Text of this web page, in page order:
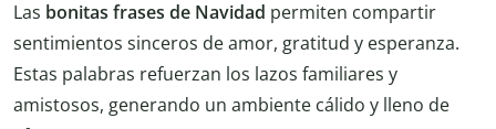
Las bonitas frases de Navidad permiten compartir
sentimientos sinceros de amor, gratitud y esperanza.
Estas palabras refuerzan los lazos familiares y
amistosos, generando un ambiente cálido y lleno de